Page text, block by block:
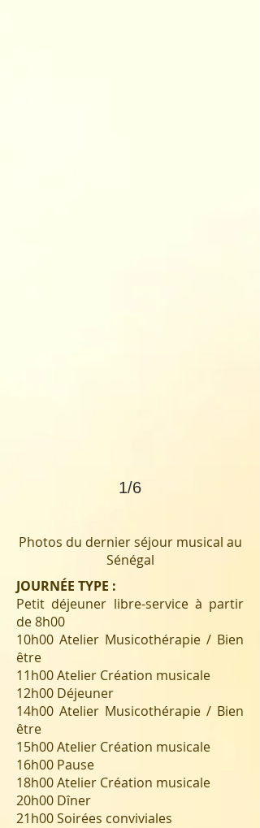
1/6
Photos du dernier séjour musical au
Sénégal
JOURNÉE TYPE :
Petit déjeuner libre-service à partir
de 8h00
10h00 Atelier Musicothérapie / Bien
être
11h00 Atelier Création musicale
12h00 Déjeuner
14h00 Atelier Musicothérapie / Bien
être
15h00 Atelier Création musicale
16h00 Pause
18h00 Atelier Création musicale
20h00 Dîner
21h00 Soirées conviviales